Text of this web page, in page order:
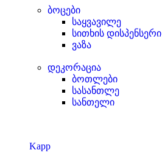
ბოცები
საყვავილე
სითხის დისპენსერი
ვაზა
დეკორაცია
ბოთლები
სასანთლე
სანთელი
Kapp